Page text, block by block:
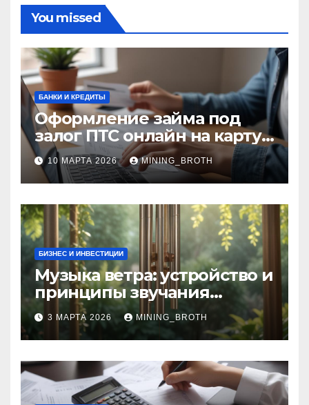
You missed
БАНКИ И КРЕДИТЫ
Оформление займа под
залог ПТС онлайн на карту
без визита в офис: порядок,
требования и документы
10 МАРТА 2026 MINING_BROTH
БИЗНЕС И ИНВЕСТИЦИИ
Музыка ветра: устройство и
принципы звучания
колокольчиков
3 МАРТА 2026 MINING_BROTH